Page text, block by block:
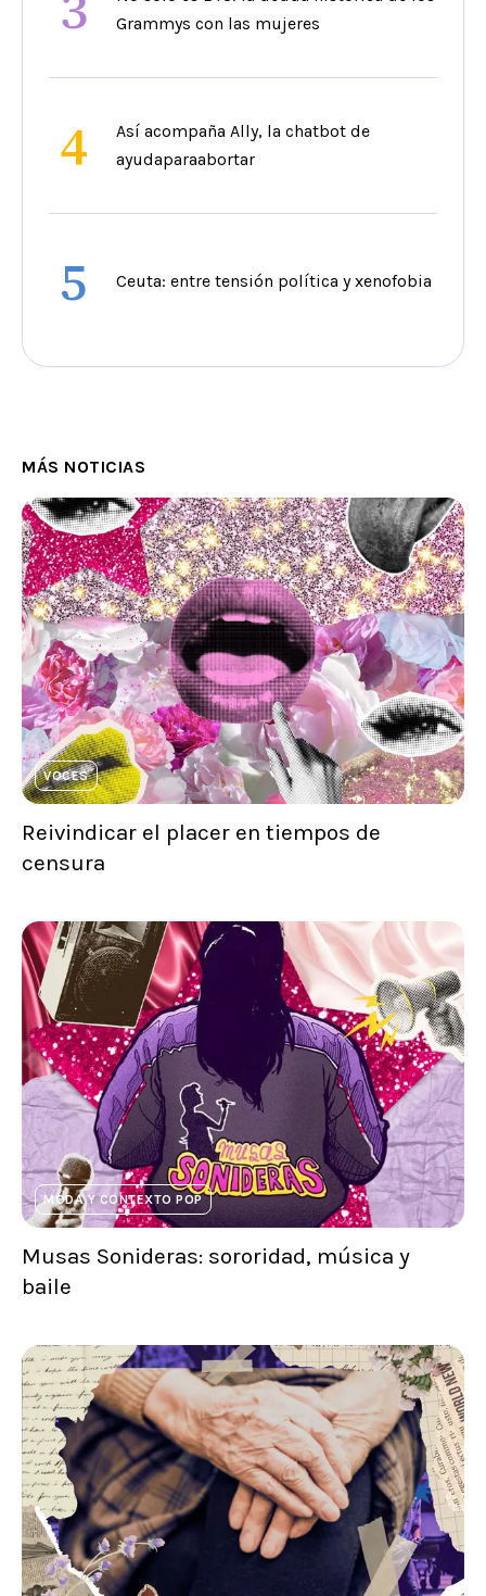
Grammys con las mujeres
4
Así acompaña Ally, la chatbot de
ayudaparaabortar
5 Ceuta: entre tensión política y xenofobia
MÁS NOTICIAS
VOCES
Reivindicar el placer en tiempos de
censura
MODA Y CONTEXTO POP
Musas Sonideras: sororidad, música y
baile